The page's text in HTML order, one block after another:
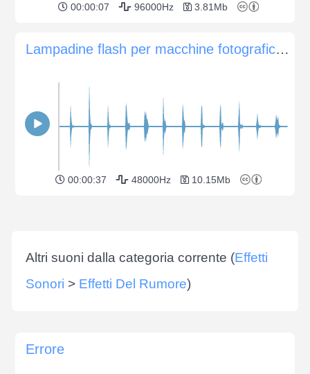
00:00:07 96000Hz 3.81Mb
Lampadine flash per macchine fotografiche d'epoca
00:00:37 48000Hz 10.15Mb
Altri suoni dalla categoria corrente (Effetti
Sonori > Effetti Del Rumore)
Errore